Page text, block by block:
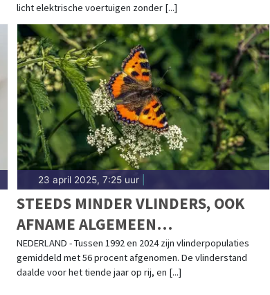
licht elektrische voertuigen zonder [...]
23 april 2025, 7:25 uur|
STEEDS MINDER VLINDERS, OOK
AFNAME ALGEMEEN
VOORKOMENDE SOORTEN
NEDERLAND - Tussen 1992 en 2024 zijn vlinderpopulaties
gemiddeld met 56 procent afgenomen. De vlinderstand
daalde voor het tiende jaar op rij, en [...]